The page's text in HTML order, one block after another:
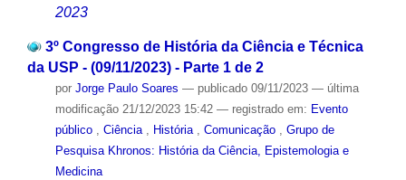
2023
3º Congresso de História da Ciência e Técnica
da USP - (09/11/2023) - Parte 1 de 2
por Jorge Paulo Soares — publicado09/11/2023 — última
modificação21/12/2023 15:42 — registrado em: Evento
público , Ciência , História , Comunicação , Grupo de
Pesquisa Khronos: História da Ciência, Epistemologia e
Medicina